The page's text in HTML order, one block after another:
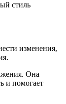
стиль
изменения,
Она
и помогает